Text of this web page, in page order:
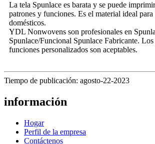
La tela Spunlace es barata y se puede
patrones y funciones. Es el material ideal
domésticos.
YDL Nonwovens son profesionales en
Spunlace/Funcional Spunlace Fabricante.
funciones personalizados son aceptables.
Tiempo de publicación: agosto-22-2023
información
Hogar
Perfil de la empresa
Contáctenos